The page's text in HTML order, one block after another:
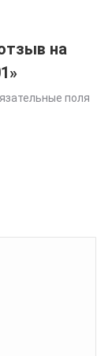
на
поля